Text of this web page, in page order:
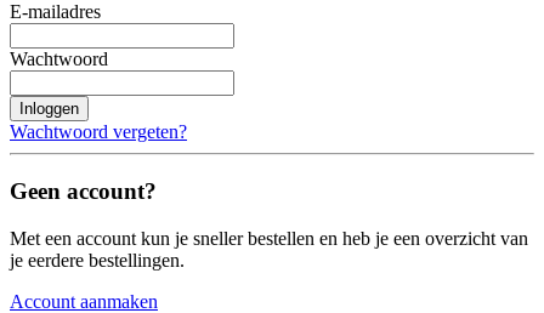
E-mailadres
Wachtwoord
Inloggen
Wachtwoord vergeten?
Geen account?
Met een account kun je sneller bestellen en heb je een overzicht van
je eerdere bestellingen.
Account aanmaken